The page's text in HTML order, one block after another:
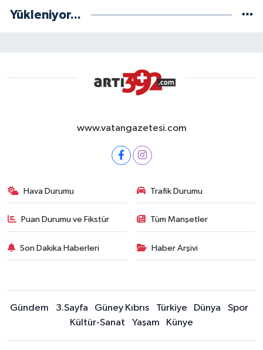
Yükleniyor...
www.vatangazetesi.com
Hava Durumu Trafik Durumu
Puan Durumu ve Fikstür Tüm Manşetler
Son Dakika Haberleri Haber Arşivi
Gündem 3.Sayfa Güney Kıbrıs Türkiye Dünya
Spor
Kültür-Sanat
Yaşam Künye